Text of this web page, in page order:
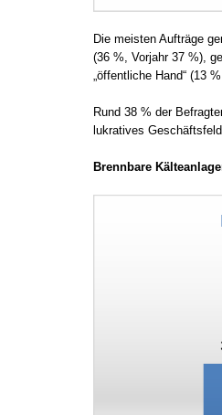
Die meisten Aufträge
(36 %, Vorjahr 37 %),
„öffentliche Hand“ (13
Rund 38 % der
lukratives
Brennbare